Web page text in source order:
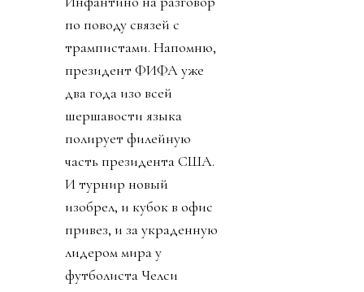
по поводу связей с
трампистами. Напомню,
президент ФИФА уже
два года изо всей
шершавости языка
полирует филейную
часть президента США.
И турнир новый
изобрел, и кубок в офис
привез, и за украденную
лидером мира у
футболиста Челси